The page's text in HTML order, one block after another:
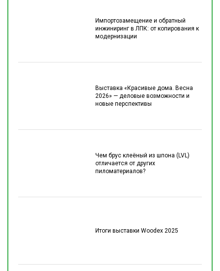
Импортозамещение и обратный
инжиниринг в ЛПК: от копирования к
модернизации
Выставка «Красивые дома. Весна
2026» — деловые возможности и
новые перспективы
Чем брус клеёный из шпона (LVL)
отличается от других
пиломатериалов?
Итоги выставки Woodex 2025